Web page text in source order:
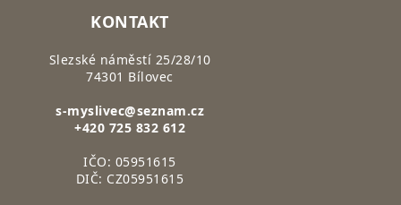
KONTAKT
Slezské náměstí 25/28/10
74301 Bílovec
s-myslivec@seznam.cz
+420 725 832 612
IČO: 05951615
DIČ: CZ05951615